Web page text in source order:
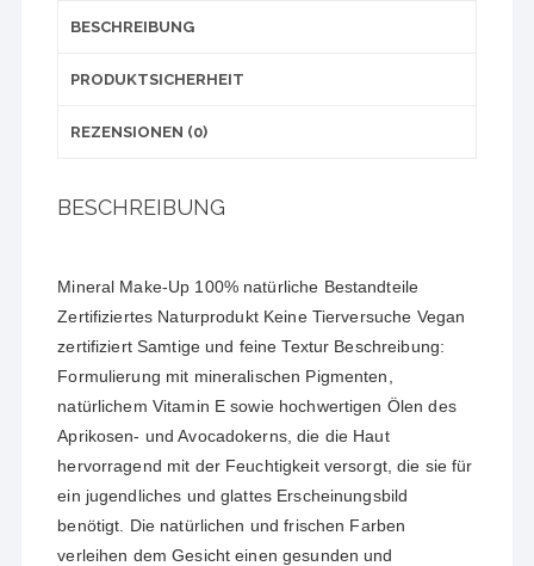
BESCHREIBUNG
PRODUKTSICHERHEIT
REZENSIONEN (0)
BESCHREIBUNG
Mineral Make-Up 100% natürliche Bestandteile
Zertifiziertes Naturprodukt Keine Tierversuche Vegan
zertifiziert Samtige und feine Textur Beschreibung:
Formulierung mit mineralischen Pigmenten,
natürlichem Vitamin E sowie hochwertigen Ölen des
Aprikosen- und Avocadokerns, die die Haut
hervorragend mit der Feuchtigkeit versorgt, die sie für
ein jugendliches und glattes Erscheinungsbild
benötigt. Die natürlichen und frischen Farben
verleihen dem Gesicht einen gesunden und